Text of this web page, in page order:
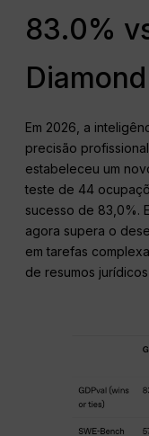
83.0%
Em 2026, a
precisão
estabeleceu um
teste de 44
sucesso de 83,0%.
agora supera o
em tarefas
de resumos